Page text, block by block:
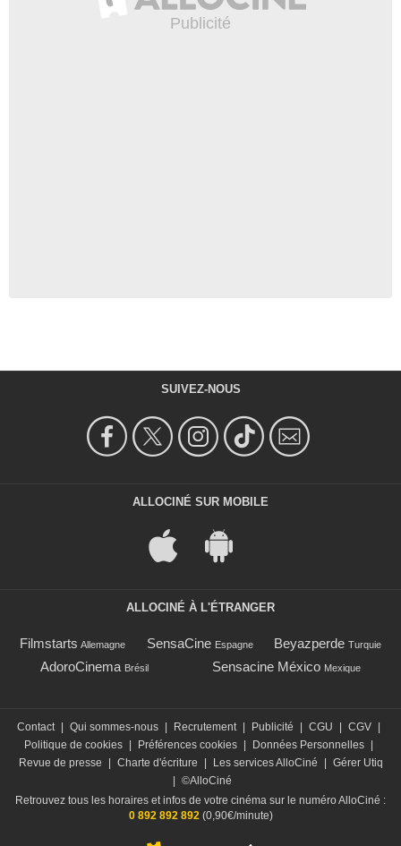
SUIVEZ-NOUS
ALLOCINÉ SUR MOBILE
ALLOCINÉ À L'ÉTRANGER
Filmstarts Allemagne SensaCine Espagne Beyazperde Turquie
AdoroCinema Brésil Sensacine México Mexique
Contact Qui sommes-nous Recrutement Publicité CGU CGV
Politique de cookies
Préférences cookies Données Personnelles
Revue de presse
Charte d'écriture Les services AlloCiné
Gérer Utiq
©AlloCiné
Retrouvez tous les horaires et infos de votre cinéma sur le numéro AlloCiné :
0 892 892 892(0,90€/minute)